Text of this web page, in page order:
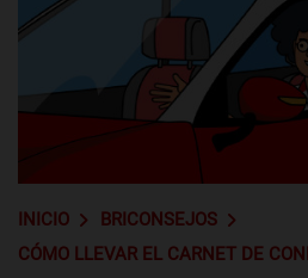
INICIO
BRICONSEJOS
CÓMO LLEVAR EL CARNET DE